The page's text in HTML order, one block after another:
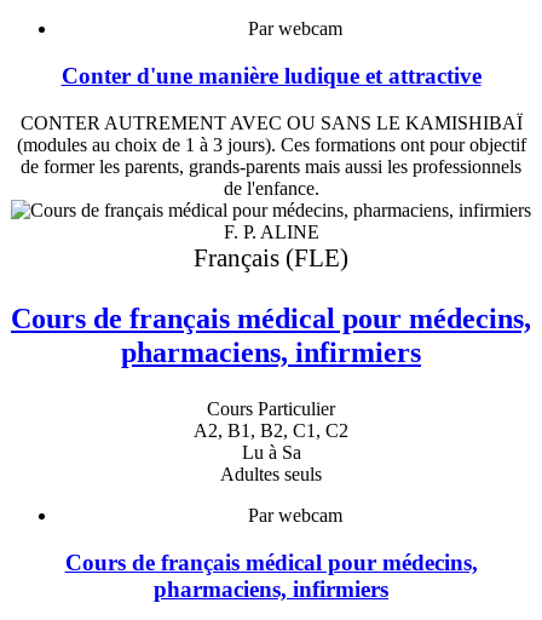
Par webcam
Conter d'une manière ludique et attractive
CONTER AUTREMENT AVEC OU SANS LE KAMISHIBAÏ
(modules au choix de 1 à 3 jours). Ces formations ont pour objectif
de former les parents, grands-parents mais aussi les professionnels
de l'enfance.
F. P. ALINE
Français (FLE)
Cours de français médical pour médecins,
pharmaciens, infirmiers
Cours Particulier
A2, B1, B2, C1, C2
Lu à Sa
Adultes seuls
Par webcam
Cours de français médical pour médecins,
pharmaciens, infirmiers